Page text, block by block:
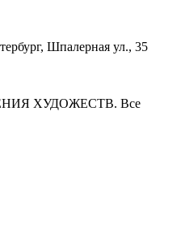
Шпалерная ул., 35
ХУДОЖЕСТВ. Все